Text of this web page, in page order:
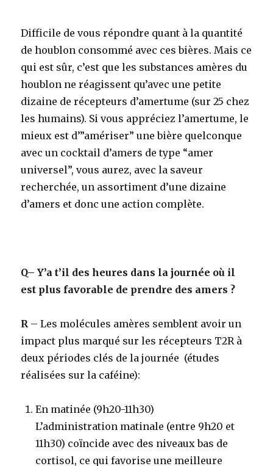
Difficile de vous répondre quant à la quantité
de houblon consommé avec ces bières. Mais ce
qui est sûr, c’est que les substances amères du
houblon ne réagissent qu’avec une petite
dizaine de récepteurs d’amertume (sur 25 chez
les humains). Si vous appréciez l’amertume, le
mieux est d’”amériser” une bière quelconque
avec un cocktail d’amers de type “amer
universel”, vous aurez, avec la saveur
recherchée, un assortiment d’une dizaine
d’amers et donc une action complète.
Q– Y’a t’il des heures dans la journée où il
est plus favorable de prendre des amers ?
R –Les molécules amères semblent avoir un
impact plus marqué sur les récepteurs T2R à
deux périodes clés de la journée (études
réalisées sur la caféine):
En matinée (9h20-11h30)
L’administration matinale (entre 9h20 et
11h30) coïncide avec des niveaux bas de
cortisol, ce qui favorise une meilleure